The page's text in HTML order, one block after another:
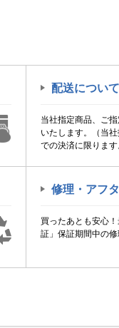
配送について
当社指定商品、ご
いたします。（当
での決済に限ります
修理・アフ
買ったあとも安心
証」保証期間中の修